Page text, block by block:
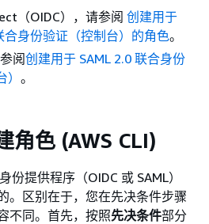
（OIDC），请参阅 创建用于
身份验证（控制台）的角色。
阅创建用于 SAML 2.0 联合身份
。
角色 (AWS CLI)
份提供程序（OIDC 或 SAML）
。区别在于，您在先决条件步骤
不同。首先，按照先决条件部分